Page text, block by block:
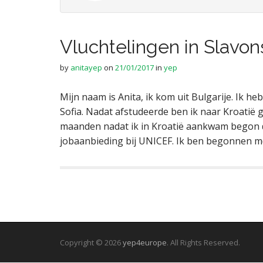
Vluchtelingen in
by anitayep on 21/01/2017in yep
Mijn naam is Anita, ik kom uit Bulgarije. Ik
Sofia. Nadat afstudeerde ben ik naar Kroatië
maanden nadat ik in Kroatië aankwam
jobaanbieding bij UNICEF. Ik ben begonnen
Copyright © 2026yep4europe. All Rights Reserved.